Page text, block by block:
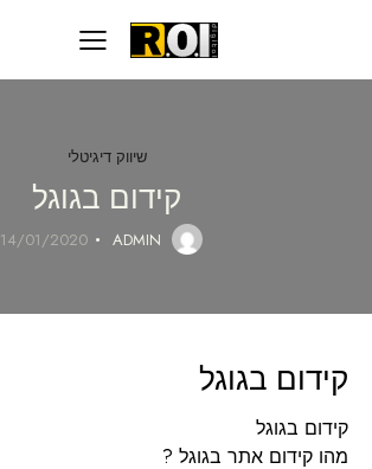
שיווק דיגיטלי
קידום בגוגל
ADMIN
14/01/2020
קידום בגוגל
קידום בגוגל
מהו קידום אתר בגוגל ?